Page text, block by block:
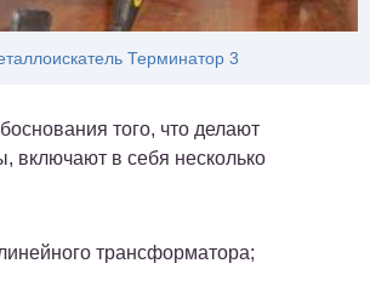
Терминатор 3
того, что делают
включают в себя несколько
трансформатора;